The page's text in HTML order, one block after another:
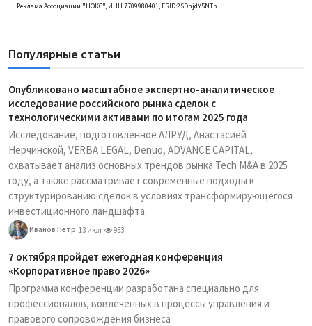
Реклама Ассоциации "НОКС", ИНН 7709980401, ERID:2SDnjdY5NTb
Популярные статьи
Опубликовано масштабное экспертно-аналитическое
исследование российского рынка сделок с
технологическими активами по итогам 2025 года
Исследование, подготовленное АЛРУД, Анастасией
Нерчинской, VERBA LEGAL, Denuo, ADVANCE CAPITAL,
охватывает анализ основных трендов рынка Tech M&A в 2025
году, а также рассматривает современные подходы к
структурированию сделок в условиях трансформирующегося
инвестиционного ландшафта.
Иванов Петр 13 июл 953
7 октября пройдет ежегодная конференция
«Корпоративное право 2026»
Программа конференции разработана специально для
профессионалов, вовлеченных в процессы управления и
правового сопровождения бизнеса